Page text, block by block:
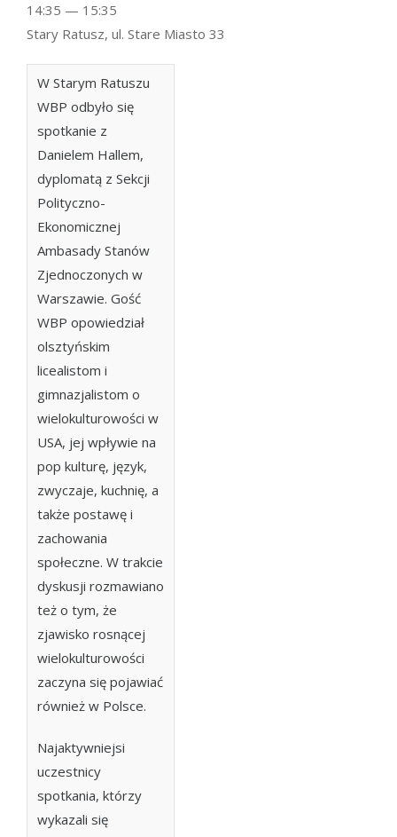
W Starym Ratuszu
WBP odbyło się
spotkanie z
Danielem Hallem,
dyplomatą z Sekcji
Polityczno-
Ekonomicznej
Ambasady Stanów
Zjednoczonych w
Warszawie. Gość
WBP opowiedział
olsztyńskim
licealistom i
gimnazjalistom o
wielokulturowości w
USA, jej wpływie na
pop kulturę, język,
zwyczaje, kuchnię, a
także postawę i
zachowania
społeczne. W trakcie
dyskusji rozmawiano
też o tym, że
zjawisko rosnącej
wielokulturowości
zaczyna się pojawiać
również w Polsce.
Najaktywniejsi
uczestnicy
spotkania, którzy
wykazali się
14:35 — 15:35
Stary Ratusz, ul. Stare Miasto 33